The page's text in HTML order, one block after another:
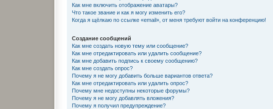
Как мне включить отображение аватары?
Что такое звание и как я могу изменить его?
Когда я щёлкаю по ссылке «email», от меня требуют войти на конференцию!
Создание сообщений
Как мне создать новую тему или сообщение?
Как мне отредактировать или удалить сообщение?
Как мне добавить подпись к своему сообщению?
Как мне создать опрос?
Почему я не могу добавить больше вариантов ответа?
Как мне отредактировать или удалить опрос?
Почему мне недоступны некоторые форумы?
Почему я не могу добавлять вложения?
Почему я получил предупреждение?